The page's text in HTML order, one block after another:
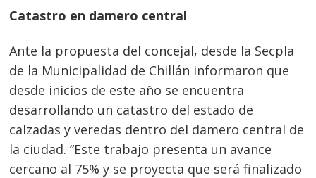
Catastro en damero central
Ante la propuesta del concejal, desde la Secpla
de la Municipalidad de Chillán informaron que
desde inicios de este año se encuentra
desarrollando un catastro del estado de
calzadas y veredas dentro del damero central de
la ciudad. “Este trabajo presenta un avance
cercano al 75% y se proyecta que será finalizado